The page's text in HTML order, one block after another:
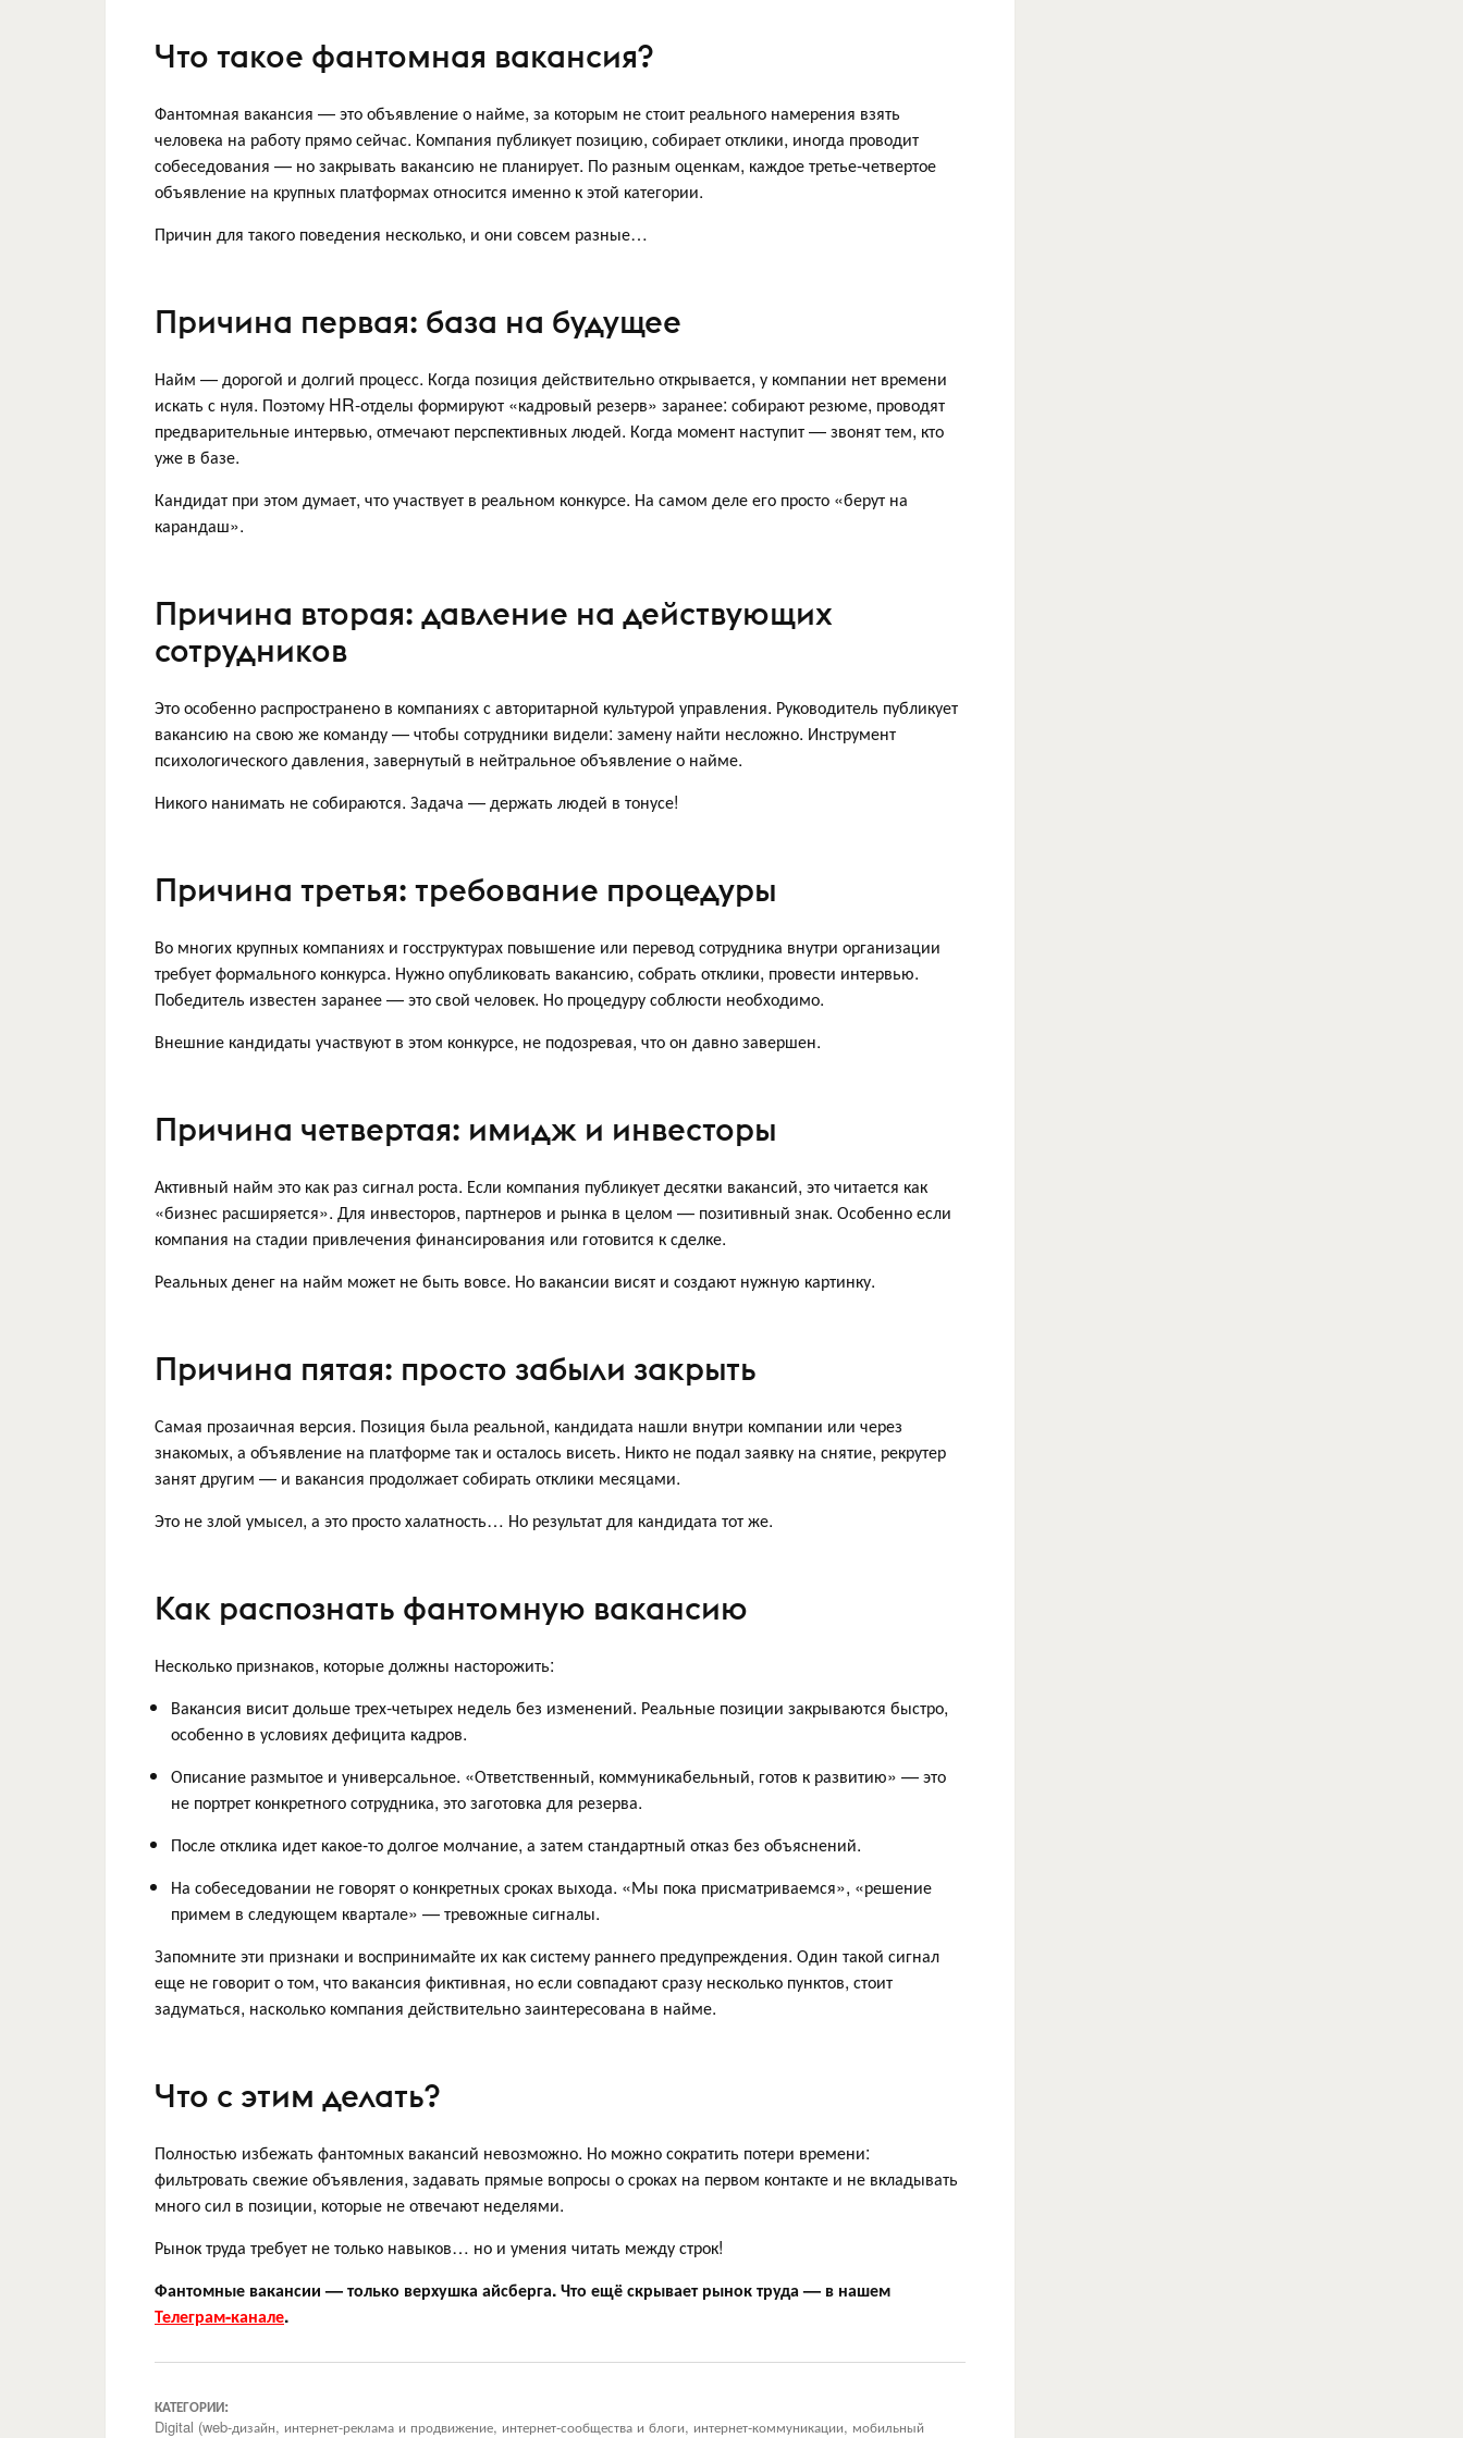
Что такое фантомная вакансия?
Фантомная вакансия — это объявление о найме, за которым не стоит реального намерения взять
человека на работу прямо сейчас. Компания публикует позицию, собирает отклики, иногда проводит
собеседования — но закрывать вакансию не планирует. По разным оценкам, каждое третье-четвертое
объявление на крупных платформах относится именно к этой категории.
Причин для такого поведения несколько, и они совсем разные…
Причина первая: база на будущее
Найм — дорогой и долгий процесс. Когда позиция действительно открывается, у компании нет времени
искать с нуля. Поэтому HR-отделы формируют «кадровый резерв» заранее: собирают резюме, проводят
предварительные интервью, отмечают перспективных людей. Когда момент наступит — звонят тем, кто
уже в базе.
Кандидат при этом думает, что участвует в реальном конкурсе. На самом деле его просто «берут на
карандаш».
Причина вторая: давление на действующих
сотрудников
Это особенно распространено в компаниях с авторитарной культурой управления. Руководитель публикует
вакансию на свою же команду — чтобы сотрудники видели: замену найти несложно. Инструмент
психологического давления, завернутый в нейтральное объявление о найме.
Никого нанимать не собираются. Задача — держать людей в тонусе!
Причина третья: требование процедуры
Во многих крупных компаниях и госструктурах повышение или перевод сотрудника внутри организации
требует формального конкурса. Нужно опубликовать вакансию, собрать отклики, провести интервью.
Победитель известен заранее — это свой человек. Но процедуру соблюсти необходимо.
Внешние кандидаты участвуют в этом конкурсе, не подозревая, что он давно завершен.
Причина четвертая: имидж и инвесторы
Активный найм это как раз сигнал роста. Если компания публикует десятки вакансий, это читается как
«бизнес расширяется». Для инвесторов, партнеров и рынка в целом — позитивный знак. Особенно если
компания на стадии привлечения финансирования или готовится к сделке.
Реальных денег на найм может не быть вовсе. Но вакансии висят и создают нужную картинку.
Причина пятая: просто забыли закрыть
Самая прозаичная версия. Позиция была реальной, кандидата нашли внутри компании или через
знакомых, а объявление на платформе так и осталось висеть. Никто не подал заявку на снятие, рекрутер
занят другим — и вакансия продолжает собирать отклики месяцами.
Это не злой умысел, а это просто халатность… Но результат для кандидата тот же.
Как распознать фантомную вакансию
Несколько признаков, которые должны насторожить:
Вакансия висит дольше трех-четырех недель без изменений. Реальные позиции закрываются быстро,
особенно в условиях дефицита кадров.
Описание размытое и универсальное. «Ответственный, коммуникабельный, готов к развитию» — это
не портрет конкретного сотрудника, это заготовка для резерва.
После отклика идет какое-то долгое молчание, а затем стандартный отказ без объяснений.
На собеседовании не говорят о конкретных сроках выхода. «Мы пока присматриваемся», «решение
примем в следующем квартале» — тревожные сигналы.
Запомните эти признаки и воспринимайте их как систему раннего предупреждения. Один такой сигнал
еще не говорит о том, что вакансия фиктивная, но если совпадают сразу несколько пунктов, стоит
задуматься, насколько компания действительно заинтересована в найме.
Что с этим делать?
Полностью избежать фантомных вакансий невозможно. Но можно сократить потери времени:
фильтровать свежие объявления, задавать прямые вопросы о сроках на первом контакте и не вкладывать
много сил в позиции, которые не отвечают неделями.
Рынок труда требует не только навыков… но и умения читать между строк!
Фантомные вакансии — только верхушка айсберга. Что ещё скрывает рынок труда — в нашем
Телеграм-канале.
КАТЕГОРИИ:
Digital (web-дизайн, интернет-реклама и продвижение, интернет-сообщества и блоги, интернет-коммуникации, мобильный